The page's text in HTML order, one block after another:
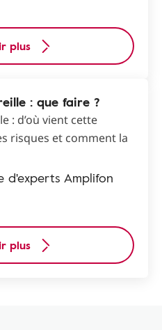
plus
: que faire ?
: d’où vient cette
risques et comment la
d'experts Amplifon
plus